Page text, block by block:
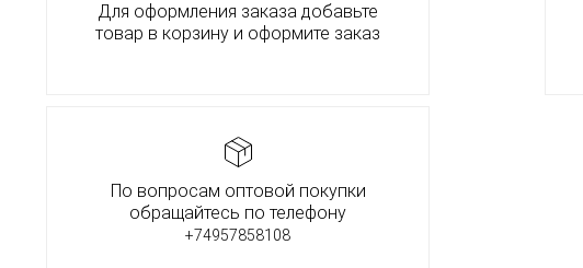
Для оформления заказа добавьте
товар в корзину и оформите заказ
По вопросам оптовой покупки
обращайтесь по телефону
+74957858108